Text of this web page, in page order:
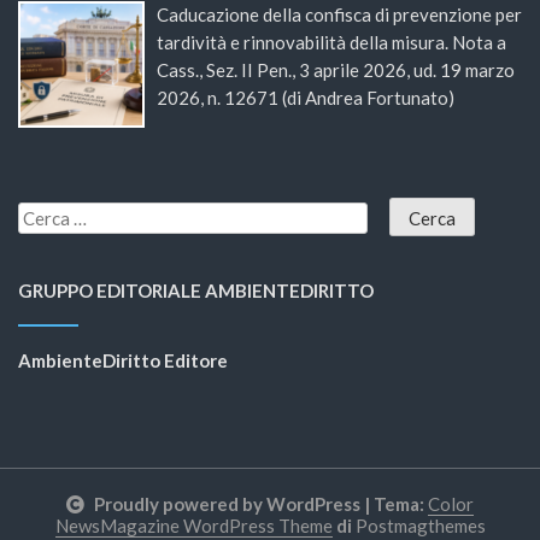
Caducazione della confisca di prevenzione per
tardività e rinnovabilità della misura. Nota a
Cass., Sez. II Pen., 3 aprile 2026, ud. 19 marzo
2026, n. 12671 (di Andrea Fortunato)
GRUPPO EDITORIALE AMBIENTEDIRITTO
AmbienteDiritto Editore
Proudly powered by WordPress | Tema: Color
NewsMagazine WordPress Theme di Postmagthemes